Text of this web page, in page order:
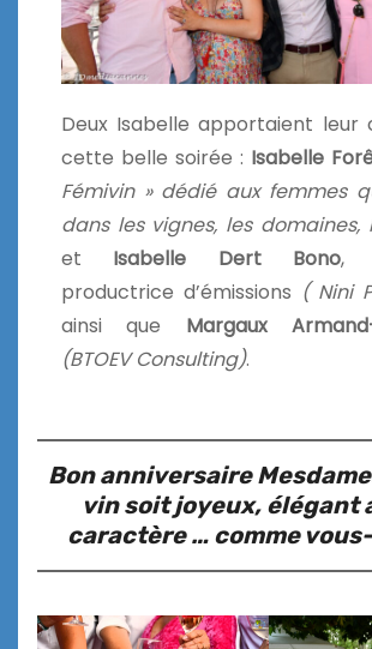
Deux Isabelle apportaient leur
cette belle soirée : Isabelle
Fémivin » dédié aux femmes
dans les vignes, les domaines,
et Isabelle Dert Bono,
productrice d’émissions ( Nini
ainsi que Margaux
(BTOEV Consulting).
Bon anniversaire
vin soit joyeux, élégant
caractère … comme